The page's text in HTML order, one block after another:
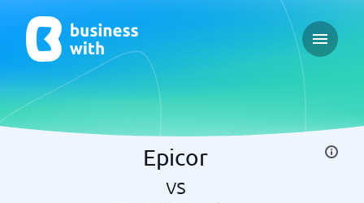
Open
Epicor
vs